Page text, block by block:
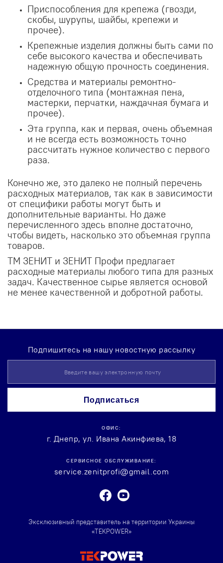
Приспособления для крепежа (гвозди,
скобы, шурупы, шайбы, крепежи и
прочее).
Крепежные изделия должны быть сами по
себе высокого качества и обеспечивать
надежную общую прочность соединения.
Средства и материалы ремонтно-
отделочного типа (монтажная пена,
мастерки, перчатки, наждачная бумага и
прочее).
Эта группа, как и первая, очень объемная
и не всегда есть возможность точно
рассчитать нужное количество с первого
раза.
Конечно же, это далеко не полный перечень
расходных материалов, так как в зависимости
от специфики работы могут быть и
дополнительные варианты. Но даже
перечисленного здесь вполне достаточно,
чтобы видеть, насколько это объемная группа
товаров.
ТМ ЗЕНИТ и ЗЕНИТ Профи предлагает
расходные материалы любого типа для разных
задач. Качественное сырье является основой
не менее качественной и добротной работы.
Подпишитесь на нашу новостную рассылку
Up
for
Newsletter:
Подписаться
ОФИС:
г. Днепр, ул. Ивана Акинфиева, 18
СЕРВИСНОЕ ОБСЛУЖИВАНИЕ:
service.zenitprofi@gmail.com
FacebookYoutube
Эксклюзивный представитель на территории Украины
«TEKPOWER»